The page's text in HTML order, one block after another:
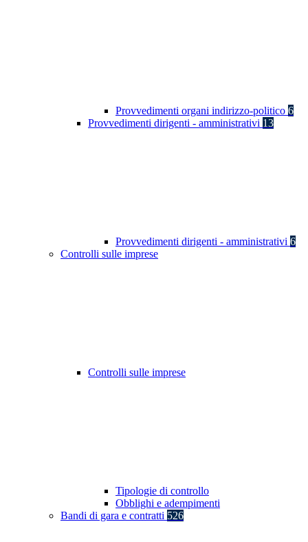
Provvedimenti organi indirizzo-politico 6
Provvedimenti dirigenti - amministrativi 13
Provvedimenti dirigenti - amministrativi 6
Controlli sulle imprese
Controlli sulle imprese
Tipologie di controllo
Obblighi e adempimenti
Bandi di gara e contratti 526